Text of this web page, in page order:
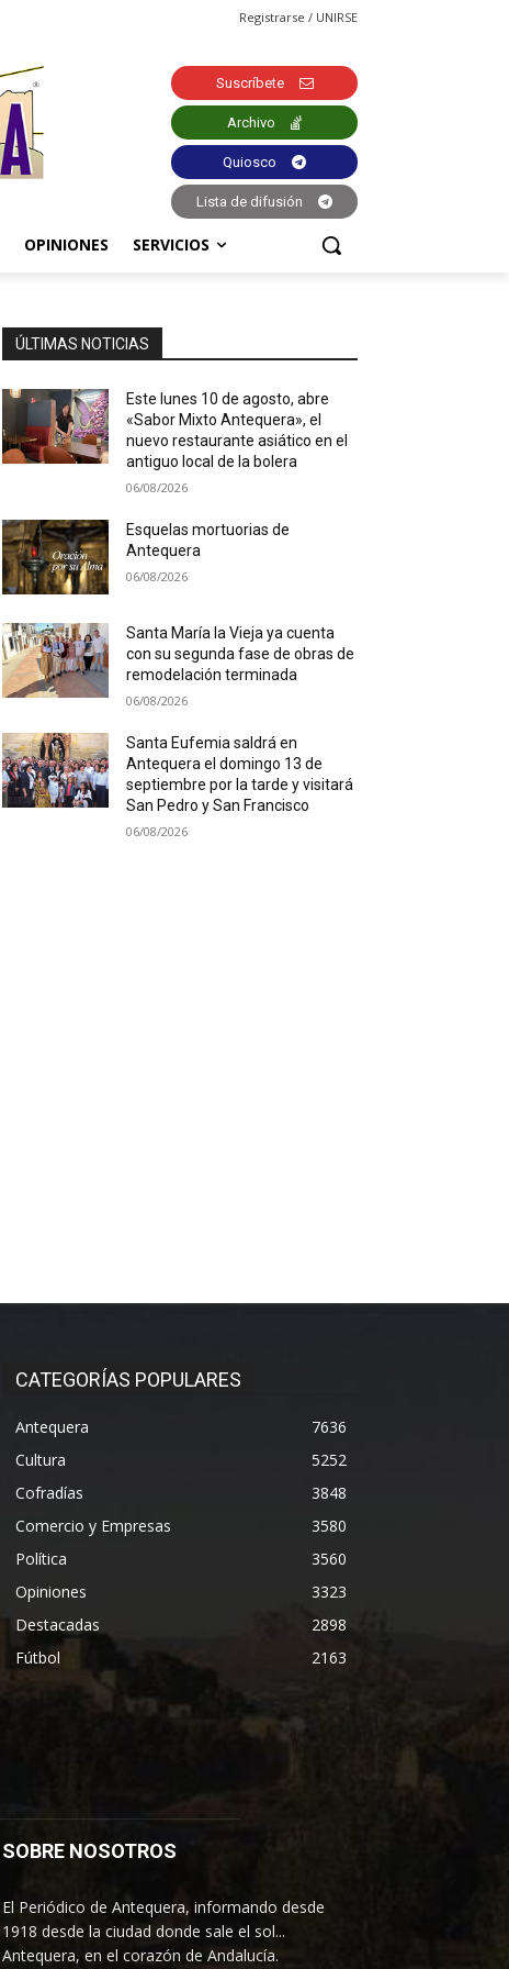
Registrarse / UNIRSE
Suscríbete
Archivo
Quiosco
Lista de difusión
OPINIONES SERVICIOS
ÚLTIMAS NOTICIAS
Este lunes 10 de agosto, abre
«Sabor Mixto Antequera», el
nuevo restaurante asiático en el
antiguo local de la bolera
06/08/2026
Esquelas mortuorias de
Antequera
06/08/2026
Santa María la Vieja ya cuenta
con su segunda fase de obras de
remodelación terminada
06/08/2026
Santa Eufemia saldrá en
Antequera el domingo 13 de
septiembre por la tarde y visitará
San Pedro y San Francisco
06/08/2026
CATEGORÍAS POPULARES
Antequera
7636
Cultura
5252
Cofradías
3848
Comercio y Empresas
3580
Política
3560
Opiniones
3323
Destacadas
2898
Fútbol
2163
SOBRE NOSOTROS
El Periódico de Antequera, informando desde
1918 desde la ciudad donde sale el sol...
Antequera, en el corazón de Andalucía.